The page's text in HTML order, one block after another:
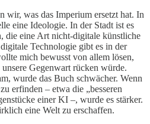
wir, was das Imperium ersetzt hat. In
eine Ideologie. In der Stadt ist es
die eine Art nicht-digitale künstliche
Technologie gibt es in der
mich bewusst von allem lösen,
Gegenwart rücken würde.
wurde das Buch schwächer. Wenn
erfinden – etwa die „besseren
einer KI –, wurde es stärker.
eine Welt zu erschaffen.